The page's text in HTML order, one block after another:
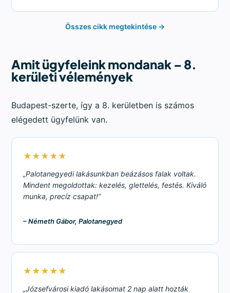
Összes cikk megtekintése →
Amit ügyfeleink mondanak – 8.
kerületi vélemények
Budapest-szerte, így a 8. kerületben is számos
elégedett ügyfelünk van.
★★★★★
„Palotanegyedi lakásunkban beázásos falak voltak.
Mindent megoldottak: kezelés, glettelés, festés. Kiváló
munka, precíz csapat!”
– Németh Gábor, Palotanegyed
★★★★★
„Józsefvárosi kiadó lakásomat 2 nap alatt hozták